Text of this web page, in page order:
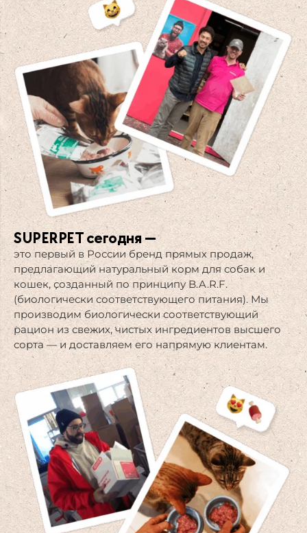
SUPERPET сегодня —​
это первый в России бренд прямых продаж,
предлагающий натуральный корм для собак и
кошек, созданный по принципу B.A.R.F.
(биологически соответствующего питания). Мы
производим биологически соответствующий
рацион из свежих, чистых ингредиентов высшего
сорта — и доставляем его напрямую клиентам.